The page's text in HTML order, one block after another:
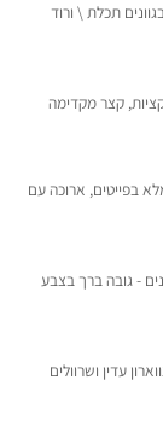
תכלת \ ורוד
קצר מקדימה
בפייטים, ארוכה עם
- גובה ברך בצבע
עדין ושרוולים